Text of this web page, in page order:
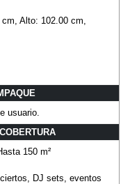
Alto: 102.00 cm,
usuario.
150 m²
DJ sets, eventos